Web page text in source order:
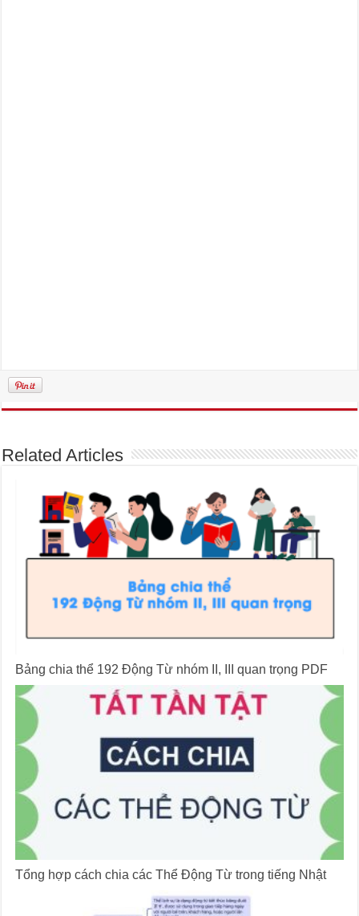
Related Articles
Bảng chia thể 192 Động Từ nhóm II, III quan trọng PDF
Tổng hợp cách chia các Thể Động Từ trong tiếng Nhật